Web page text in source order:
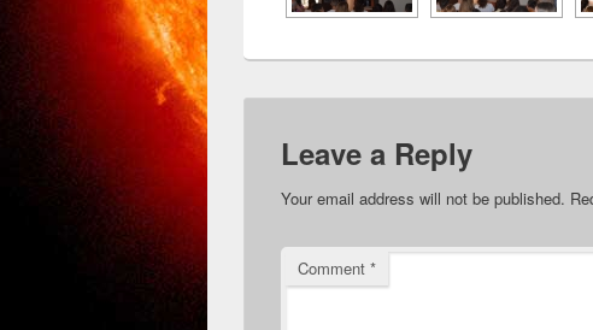
Leave a Reply
Your email address will not be published.
Comment *